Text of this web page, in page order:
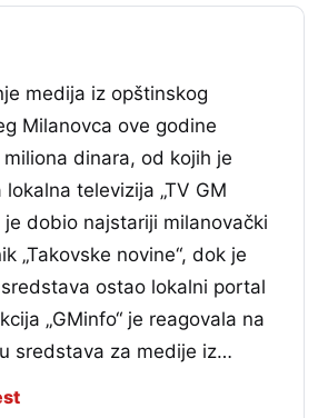
medija iz opštinskog
Milanovca ove godine
dinara, od kojih je
televizija „TV GM
je dobio najstariji milanovački
„Takovske novine“, dok je
ostao lokalni portal
„GMinfo“ je reagovala na
sredstava za medije iz…